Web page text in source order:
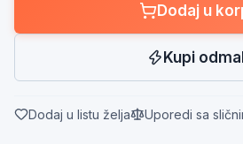
Dodaj u
Kupi
Dodaj u listu želja Uporedi sa